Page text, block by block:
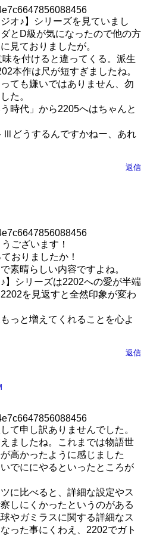
オ♪】シリーズを見ていまし
とD級が気になったので他の方
見ておりましたが。
味を付けると違ってくる。派生
本作は尺が短すぎましたね。
ても嫌いではありません、勿
た。
時代」から2205へはちゃんと
Ⅲどうするんですかねー、あれ
返信
ございます！
おりましたか！
素晴らしい内容ですよね。
】シリーズは2202への愛が半端
を見返すと全然印象が変わ
っと増えてくれることを心よ
返信
て申し訳ありませんでした。
ましたね。これまでは物語世
高かったように感じました
でににやるといったところが
に比べると、詳細な設定やス
しにくかったというのがある
やガミラスに関する詳細なス
った事にくわえ、2202でガト